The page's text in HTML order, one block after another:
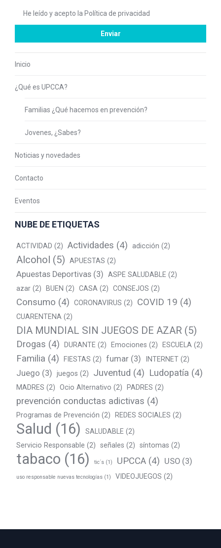
He leído y acepto la Política de privacidad
Inicio
¿Qué es UPCCA?
Familias ¿Qué hacemos en prevención?
Jovenes, ¿Sabes?
Noticias y novedades
Contacto
Eventos
NUBE DE ETIQUETAS
ACTIVIDAD (2) Actividades (4) adicción (2)
Alcohol (5) APUESTAS (2)
Apuestas Deportivas (3) ASPE SALUDABLE (2)
azar (2) BUEN (2) CASA (2) CONSEJOS (2)
Consumo (4) CORONAVIRUS (2) COVID 19 (4)
CUARENTENA (2)
DIA MUNDIAL SIN JUEGOS DE AZAR (5)
Drogas (4) DURANTE (2) Emociones (2) ESCUELA (2)
Familia (4) FIESTAS (2) fumar (3) INTERNET (2)
Juego (3) juegos (2) Juventud (4) Ludopatía (4)
MADRES (2) Ocio Alternativo (2) PADRES (2)
prevención conductas adictivas (4)
Programas de Prevención (2) REDES SOCIALES (2)
Salud (16) SALUDABLE (2)
Servicio Responsable (2) señales (2) síntomas (2)
tabaco (16) tic´s (1) UPCCA (4) USO (3)
uso responsable nuevas tecnologías (1) VIDEOJUEGOS (2)